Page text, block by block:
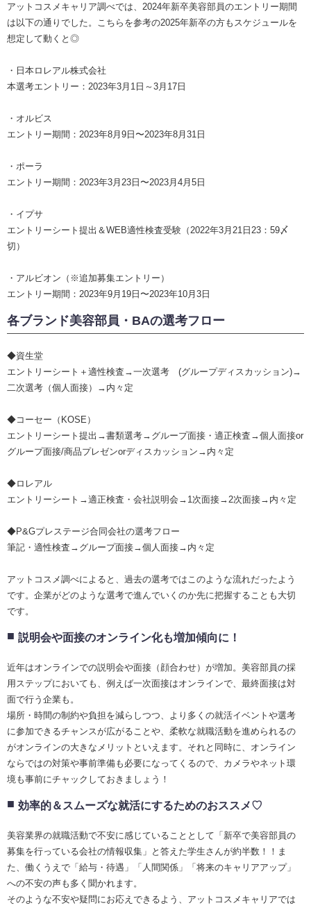
アットコスメキャリア調べでは、2024年新卒美容部員のエントリー期間
は以下の通りでした。こちらを参考の2025年新卒の方もスケジュールを
想定して動くと◎
・日本ロレアル株式会社
本選考エントリー：2023年3月1日～3月17日
・オルビス
エントリー期間：2023年8月9日〜2023年8月31日
・ポーラ
エントリー期間：2023年3月23日〜2023月4月5日
・イプサ
エントリーシート提出＆WEB適性検査受験（2022年3月21日23：59〆
切）
・アルビオン（※追加募集エントリー）
エントリー期間：2023年9月19日〜2023年10月3日
各ブランド美容部員・BAの選考フロー
◆資生堂
エントリーシート＋適性検査→一次選考 (グループディスカッション)→
二次選考（個人面接）→内々定
◆コーセー（KOSE）
エントリーシート提出→書類選考→グループ面接・適正検査→個人面接or
グループ面接/商品プレゼンorディスカッション→内々定
◆ロレアル
エントリーシート→適正検査・会社説明会→1次面接→2次面接→内々定
◆P&Gプレステージ合同会社の選考フロー
筆記・適性検査→グループ面接→個人面接→内々定
アットコスメ調べによると、過去の選考ではこのような流れだったよう
です。企業がどのような選考で進んでいくのか先に把握することも大切
です。
説明会や面接のオンライン化も増加傾向に！
近年はオンラインでの説明会や面接（顔合わせ）が増加。美容部員の採
用ステップにおいても、例えば一次面接はオンラインで、最終面接は対
面で行う企業も。
場所・時間の制約や負担を減らしつつ、より多くの就活イベントや選考
に参加できるチャンスが広がることや、柔軟な就職活動を進められるの
がオンラインの大きなメリットといえます。それと同時に、オンライン
ならではの対策や事前準備も必要になってくるので、カメラやネット環
境も事前にチャックしておきましょう！
効率的＆スムーズな就活にするためのおススメ♡
美容業界の就職活動で不安に感じていることとして「新卒で美容部員の
募集を行っている会社の情報収集」と答えた学生さんが約半数！！ま
た、働くうえで「給与・待遇」「人間関係」「将来のキャリアアップ」
への不安の声も多く聞かれます。
そのような不安や疑問にお応えできるよう、アットコスメキャリアでは